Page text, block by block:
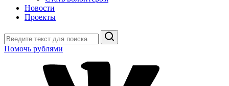
Новости
Проекты
Поиск
Помочь рублями